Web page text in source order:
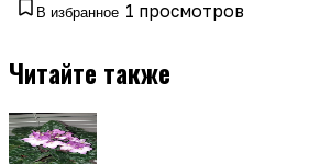
В избранное 1 просмотров
Читайте также